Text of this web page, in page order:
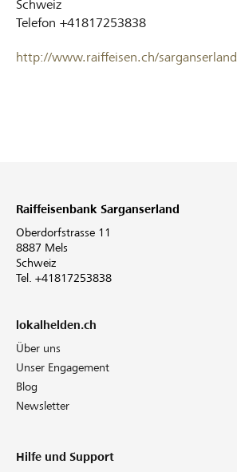
Schweiz
Telefon +41817253838
http://www.raiffeisen.ch/sarganserland
Raiffeisenbank Sarganserland
Oberdorfstrasse 11
8887 Mels
Schweiz
Tel. +41817253838
lokalhelden.ch
Über uns
Unser Engagement
Blog
Newsletter
Hilfe und Support